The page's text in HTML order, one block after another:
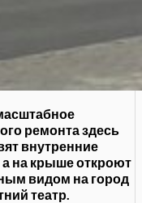
ремонта здесь
внутренние
на крыше откроют
видом на город
театр.